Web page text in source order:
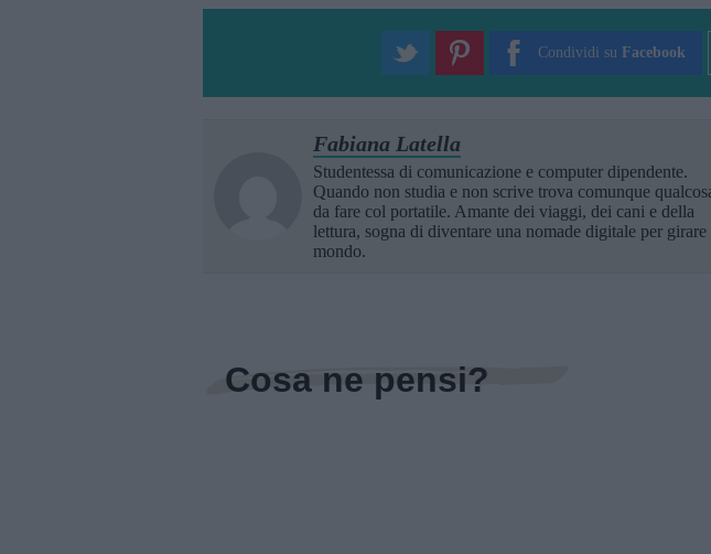
Condividi su Facebook
Fabiana Latella
Studentessa di comunicazione e computer dipendente.
Quando non studia e non scrive trova comunque
da fare col portatile. Amante dei viaggi, dei cani e della
lettura, sogna di diventare una nomade digitale per girare
mondo.
Cosa ne pensi?